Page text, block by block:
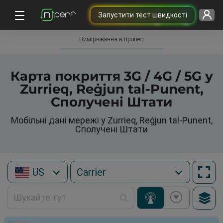
Запустити тест швидкості
Вимірювання в процесі
Карта покриття 3G / 4G / 5G у
Zurrieq, Reġjun tal-Punent,
Сполучені Штати
Мобільні дані мережі у Zurrieq, Reġjun tal-Punent,
Сполучені Штати
US